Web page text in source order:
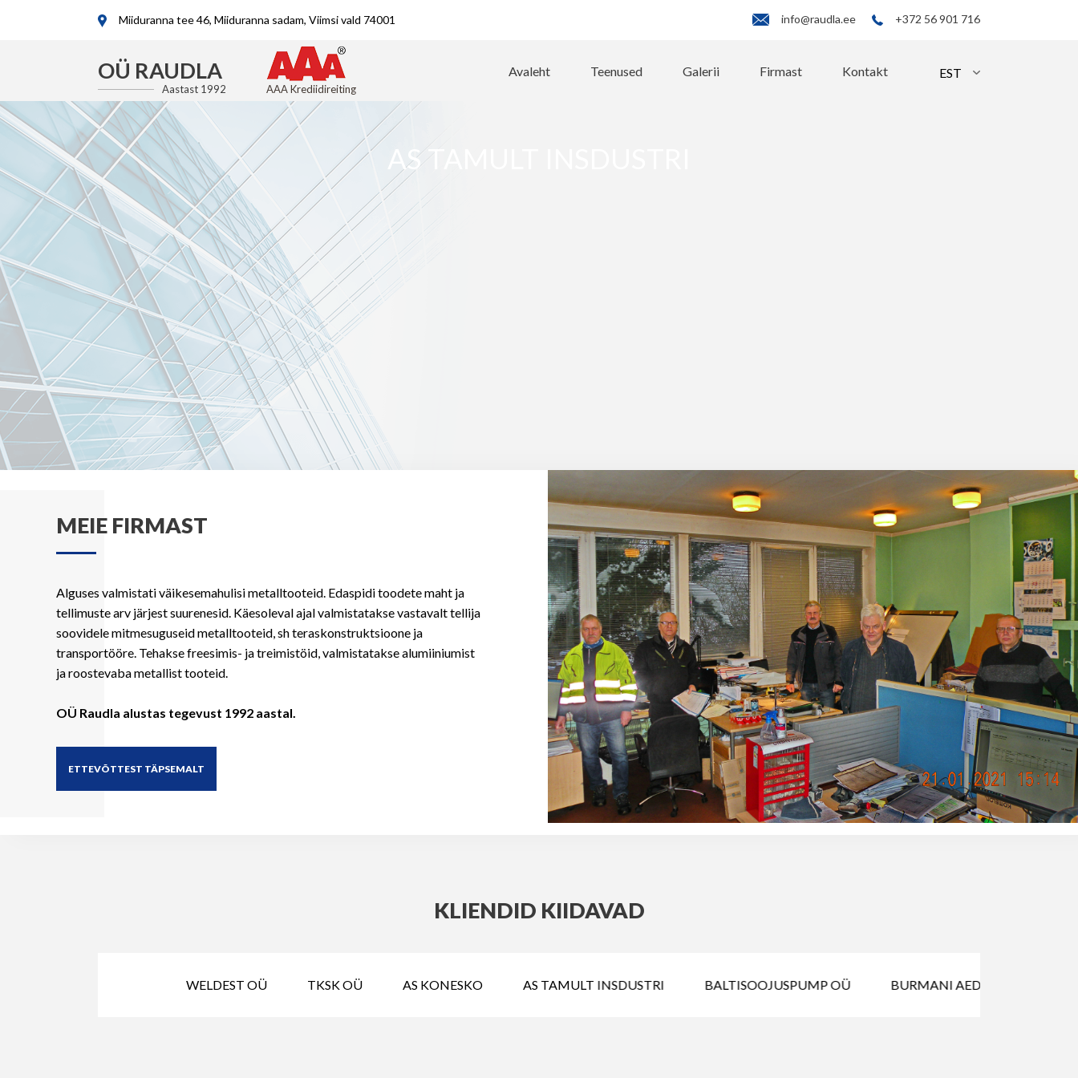
Miiduranna tee 46, Miiduranna sadam, Viimsi vald 74001 +372 56 901 716
info@raudla.ee
OÜ RAUDLA
Aastast 1992 AAA Krediidireiting
Avaleht Teenused Galerii Firmast Kontakt
AS TAMULT INSDUSTRI
MEIE FIRMAST
Alguses valmistati väikesemahulisi metalltooteid. Edaspidi toodete maht ja
tellimuste arv järjest suurenesid. Käesoleval ajal valmistatakse vastavalt tellija
soovidele mitmesuguseid metalltooteid, sh teraskonstruktsioone ja
transportööre. Tehakse freesimis- ja treimistöid, valmistatakse alumiiniumist
ja roostevaba metallist tooteid.
OÜ Raudla alustas tegevust 1992 aastal.
ETTEVÕTTEST TÄPSEMALT
KLIENDID KIIDAVAD
WELDEST OÜ TKSK OÜ AS KONESKO AS TAMULT INSDUSTRI BALTISOOJUSPUMP OÜ BURMANI AED OÜ